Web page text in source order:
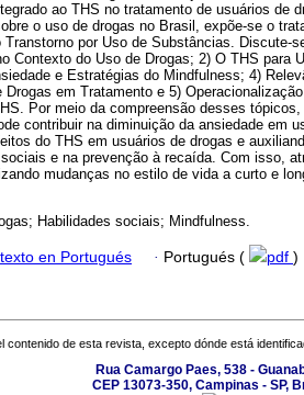
ao THS no tratamento de usuários de
o uso de drogas no Brasil, expõe-se o
por Uso de Substâncias. Discute-
Contexto do Uso de Drogas; 2) O THS para
e Estratégias do Mindfulness; 4)
em Tratamento e 5)
Por meio da compreensão desses tópicos,
contribuir na diminuição da ansiedade em
do THS em usuários de drogas e
e na prevenção à recaída. Com isso,
mudanças no estilo de vida a curto e
Habilidades sociais; Mindfulness.
texto en Portugués · Portugués ( pdf )
contenido de esta revista, excepto dónde está
Rua Camargo Paes, 538 -
CEP 13073-350, Campinas - SP,